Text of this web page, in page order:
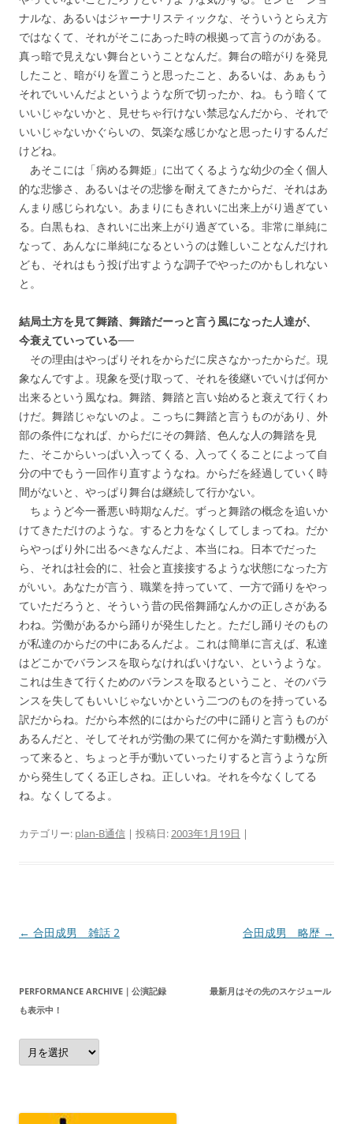
ナルな、あるいはジャーナリスティックな、そういうとらえ方
ではなくて、それがそこにあった時の根拠って言うのがある。
真っ暗で見えない舞台ということなんだ。舞台の暗がりを発見
したこと、暗がりを置こうと思ったこと、あるいは、あぁもう
それでいいんだよというような所で切ったか、ね。もう暗くて
いいじゃないかと、見せちゃ行けない禁忌なんだから、それで
いいじゃないかぐらいの、気楽な感じかなと思ったりするんだ
けどね。
あそこには「病める舞姫」に出てくるような幼少の全く個人
的な悲惨さ、あるいはその悲惨を耐えてきたからだ、それはあ
んまり感じられない。あまりにもきれいに出来上がり過ぎてい
る。白黒もね、きれいに出来上がり過ぎている。非常に単純に
なって、あんなに単純になるというのは難しいことなんだけれ
ども、それはもう投げ出すような調子でやったのかもしれない
と。
結局土方を見て舞踏、舞踏だーっと言う風になった人達が、
今衰えていっている──
その理由はやっぱりそれをからだに戻さなかったからだ。現
象なんですよ。現象を受け取って、それを後継いでいけば何か
出来るという風なね。舞踏、舞踏と言い始めると衰えて行くわ
けだ。舞踏じゃないのよ。こっちに舞踏と言うものがあり、外
部の条件になれば、からだにその舞踏、色んな人の舞踏を見
た、そこからいっぱい入ってくる、入ってくることによって自
分の中でもう一回作り直すようなね。からだを経過していく時
間がないと、やっぱり舞台は継続して行かない。
ちょうど今一番悪い時期なんだ。ずっと舞踏の概念を追いか
けてきただけのような。すると力をなくしてしまってね。だか
らやっぱり外に出るべきなんだよ、本当にね。日本でだった
ら、それは社会的に、社会と直接接するような状態になった方
がいい。あなたが言う、職業を持っていて、一方で踊りをやっ
ていただろうと、そういう昔の民俗舞踊なんかの正しさがある
わね。労働があるから踊りが発生したと。ただし踊りそのもの
が私達のからだの中にあるんだよ。これは簡単に言えば、私達
はどこかでバランスを取らなければいけない、というような。
これは生きて行くためのバランスを取るということ、そのバラ
ンスを失してもいいじゃないかという二つのものを持っている
訳だからね。だから本然的にはからだの中に踊りと言うものが
あるんだと、そしてそれが労働の果てに何かを満たす動機が入
って来ると、ちょっと手が動いていったりすると言うような所
から発生してくる正しさね。正しいね。それを今なくしてる
ね。なくしてるよ。
カテゴリー: plan-B通信 | 投稿日:2003年1月19日 |
投
ビ
ー
シ
ン
← 合田成男 雑話 2 合田成男 略歴 →
PERFORMANCE ARCHIVE｜公演記録 最新月はその先のスケジュール
も表示中！
Performance
Archive
｜
録